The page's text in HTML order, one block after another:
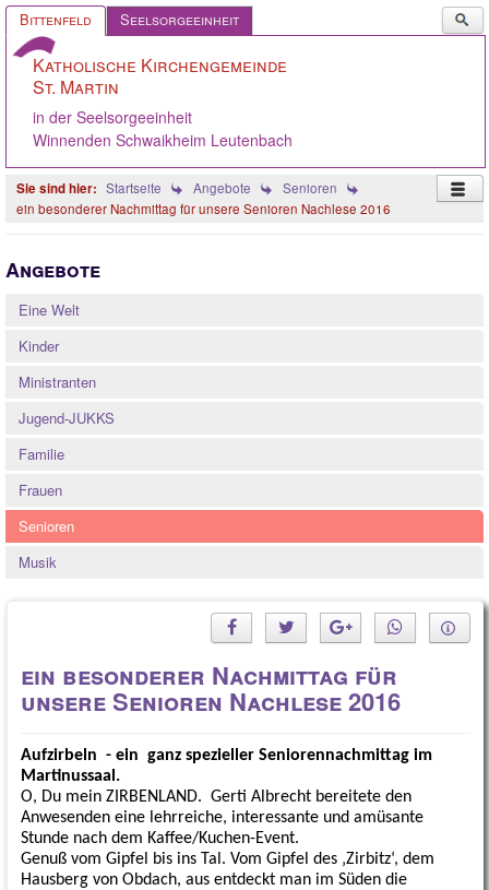
Bittenfeld Seelsorgeeinheit
...
Katholische Kirchengemeinde
St. Martin
in der Seelsorgeeinheit
Winnenden Schwaikheim Leutenbach
Startseite Angebote
Senioren
ein besonderer Nachmittag für unsere Senioren Nachlese 2016
Ökumene
Gelebter Glaube
Quintessenz
Spirituelles
Angebote
Eine Welt
Kinder
Ministranten
Jugend-JUKKS
Familie
Frauen
Senioren
Musik
ein besonderer Nachmittag für
unsere Senioren Nachlese 2016
Aufzirbeln - ein ganz spezieller Seniorennachmittag im
Martinussaal.
O, Du mein ZIRBENLAND. Gerti Albrecht bereitete den
Anwesenden eine lehrreiche, interessante und amüsante
Stunde nach dem Kaffee/Kuchen-Event.
Genuß vom Gipfel bis ins Tal. Vom Gipfel des ‚Zirbitz‘, dem
Hausberg von Obdach, aus entdeckt man im Süden die